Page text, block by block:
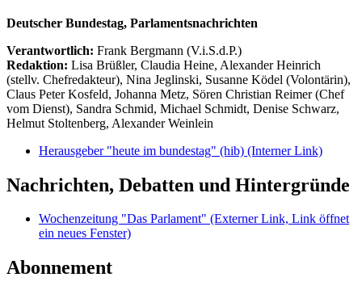
Deutscher Bundestag, Parlamentsnachrichten
Verantwortlich: Frank Bergmann (V.i.S.d.P.)
Redaktion: Lisa Brüßler, Claudia Heine, Alexander Heinrich
(stellv. Chefredakteur), Nina Jeglinski, Susanne Ködel (Volontärin),
Claus Peter Kosfeld, Johanna Metz, Sören Christian Reimer (Chef
vom Dienst), Sandra Schmid, Michael Schmidt, Denise Schwarz,
Helmut Stoltenberg, Alexander Weinlein
Herausgeber "heute im bundestag" (hib) (Interner Link)
Nachrichten, Debatten und Hintergründe
Wochenzeitung "Das Parlament" (Externer Link, Link öffnet
ein neues Fenster)
Abonnement